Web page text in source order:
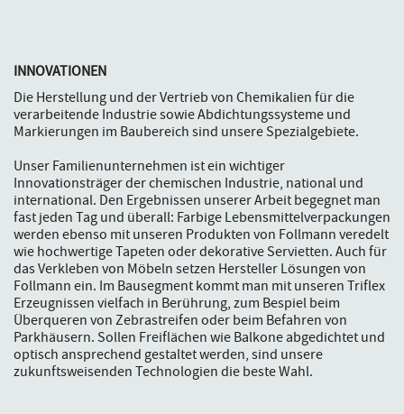
INNOVATIONEN
Die Herstellung und der Vertrieb von Chemikalien für die
verarbeitende Industrie sowie Abdichtungssysteme und
Markierungen im Baubereich sind unsere Spezialgebiete.
Unser Familienunternehmen ist ein wichtiger
Innovationsträger der chemischen Industrie, national und
international. Den Ergebnissen unserer Arbeit begegnet man
fast jeden Tag und überall: Farbige Lebensmittelverpackungen
werden ebenso mit unseren Produkten von Follmann veredelt
wie hochwertige Tapeten oder dekorative Servietten. Auch für
das Verkleben von Möbeln setzen Hersteller Lösungen von
Follmann ein. Im Bausegment kommt man mit unseren Triflex
Erzeugnissen vielfach in Berührung, zum Bespiel beim
Überqueren von Zebrastreifen oder beim Befahren von
Parkhäusern. Sollen Freiflächen wie Balkone abgedichtet und
optisch ansprechend gestaltet werden, sind unsere
zukunftsweisenden Technologien die beste Wahl.